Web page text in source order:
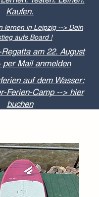
Kaufen.
lernen in Leipzig --> Dein
aufs Board !
am 22. August
per Mail anmelden
auf dem Wasser:
Ferien-Camp --> hier
buchen